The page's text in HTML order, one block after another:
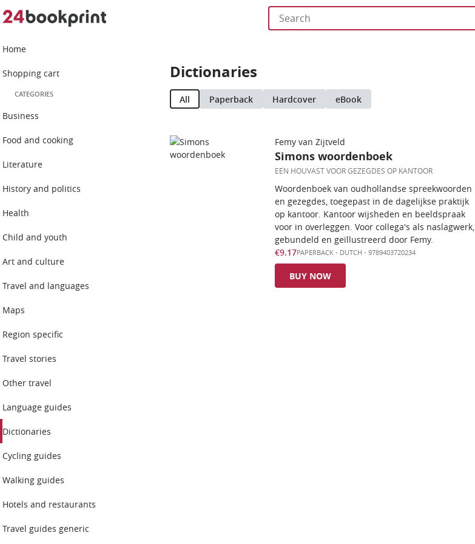
Home
Shopping cart
CATEGORIES
Business
Food and cooking
Literature
History and politics
Health
Child and youth
Art and culture
Travel and languages
Maps
Region specific
Travel stories
Other travel
Language guides
Dictionaries
Cycling guides
Walking guides
Hotels and restaurants
Travel guides generic
Dictionaries
All Paperback Hardcover eBook
Femy van Zijtveld
Simons woordenboek
EEN HOUVAST VOOR GEZEGDES OP KANTOOR
Woordenboek van oudhollandse spreekwoorden
en gezegdes, toegepast in de dagelijkse praktijk
op kantoor. Kantoor wijsheden en beeldspraak
voor in overleggen. Voor collega's als naslagwerk,
gebundeld en geïllustreerd door Femy.
€9.17PAPERBACK - DUTCH - 9789403720234
BUY NOW